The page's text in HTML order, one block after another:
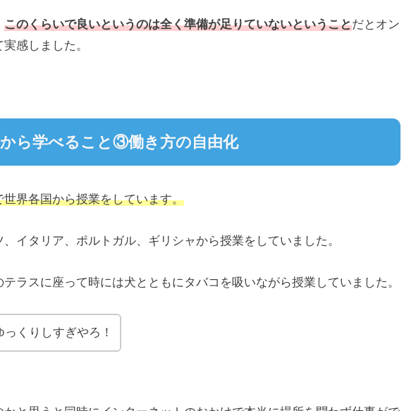
このくらいで良いというのは全く準備が足りていないということだとオン
感しました。
ら学べること③働き方の自由化
界各国から授業をしています。
イタリア、ポルトガル、ギリシャから授業をしていました。
ラスに座って時には犬とともにタバコを吸いながら授業していました。
っくりしすぎやろ！